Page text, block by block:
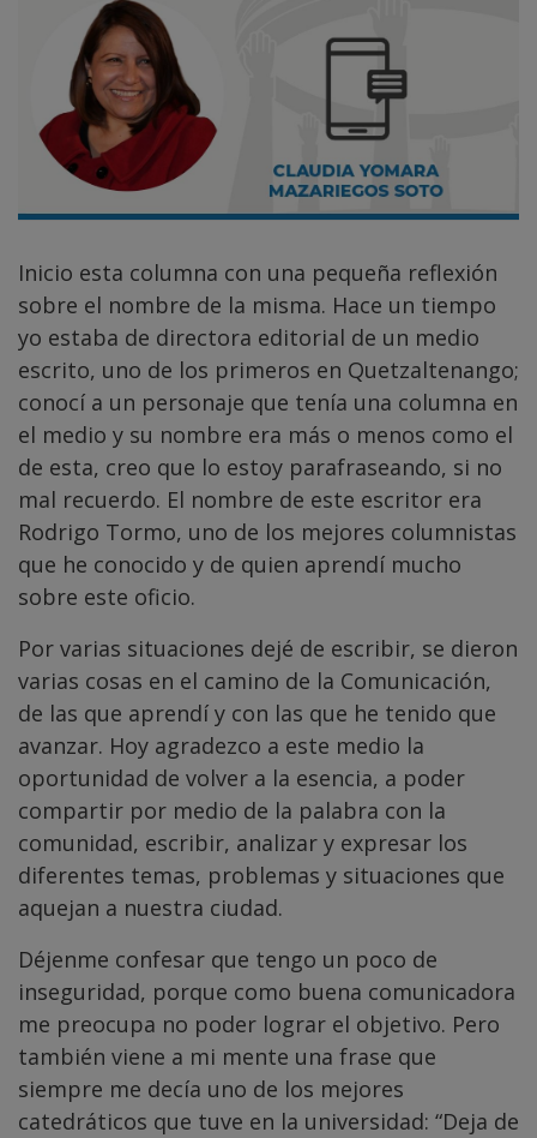
Inicio esta columna con una pequeña reflexión
sobre el nombre de la misma. Hace un tiempo
yo estaba de directora editorial de un medio
escrito, uno de los primeros en Quetzaltenango;
conocí a un personaje que tenía una columna en
el medio y su nombre era más o menos como el
de esta, creo que lo estoy parafraseando, si no
mal recuerdo. El nombre de este escritor era
Rodrigo Tormo, uno de los mejores columnistas
que he conocido y de quien aprendí mucho
sobre este oficio.
Por varias situaciones dejé de escribir, se dieron
varias cosas en el camino de la Comunicación,
de las que aprendí y con las que he tenido que
avanzar. Hoy agradezco a este medio la
oportunidad de volver a la esencia, a poder
compartir por medio de la palabra con la
comunidad, escribir, analizar y expresar los
diferentes temas, problemas y situaciones que
aquejan a nuestra ciudad.
Déjenme confesar que tengo un poco de
inseguridad, porque como buena comunicadora
me preocupa no poder lograr el objetivo. Pero
también viene a mi mente una frase que
siempre me decía uno de los mejores
catedráticos que tuve en la universidad: “Deja de